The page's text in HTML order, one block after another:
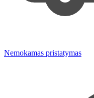
Nemokamas pristatymas